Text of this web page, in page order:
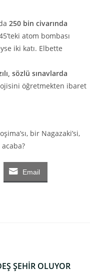
250 bin civarında
atom bombası
iki katı. Elbette
sözlü sınavlarda
öğretmekten ibaret
bir Nagazaki’si,
acaba?
Email
ŞEHİR OLUYOR